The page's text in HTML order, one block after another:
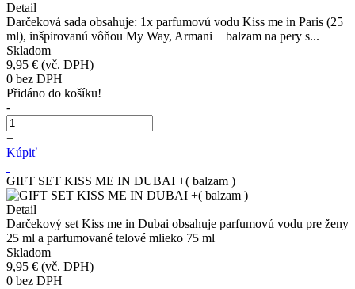
Detail
Darčeková sada obsahuje: 1x parfumovú vodu Kiss me in Paris (25
ml), inšpirovanú vôňou My Way, Armani + balzam na pery s...
Skladom
9,95 € (vč. DPH)
0 bez DPH
Přidáno do košíku!
-
+
Kúpiť
GIFT SET KISS ME IN DUBAI +( balzam )
Detail
Darčekový set Kiss me in Dubai obsahuje parfumovú vodu pre ženy
25 ml a parfumované telové mlieko 75 ml
Skladom
9,95 € (vč. DPH)
0 bez DPH